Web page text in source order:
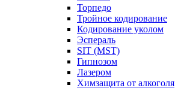
Торпедо
Тройное кодирование
Кодирование уколом
Эспераль
SIT (MST)
Гипнозом
Лазером
Химзащита от алкоголя